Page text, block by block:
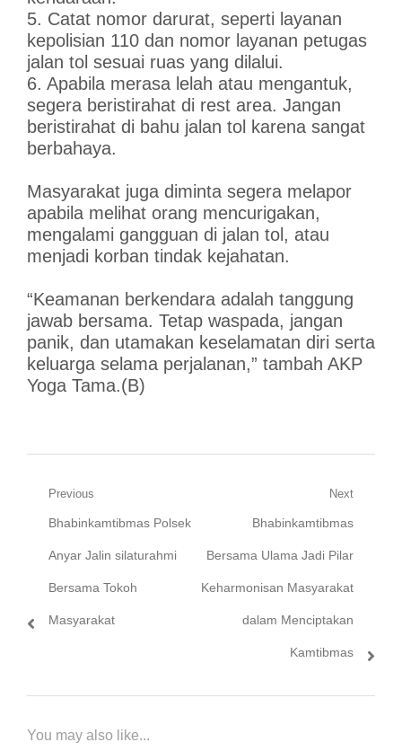
5. Catat nomor darurat, seperti layanan
kepolisian 110 dan nomor layanan petugas
jalan tol sesuai ruas yang dilalui.
6. Apabila merasa lelah atau mengantuk,
segera beristirahat di rest area. Jangan
beristirahat di bahu jalan tol karena sangat
berbahaya.
Masyarakat juga diminta segera melapor
apabila melihat orang mencurigakan,
mengalami gangguan di jalan tol, atau
menjadi korban tindak kejahatan.
“Keamanan berkendara adalah tanggung
jawab bersama. Tetap waspada, jangan
panik, dan utamakan keselamatan diri serta
keluarga selama perjalanan,” tambah AKP
Yoga Tama.(B)
Navigasi
pos
Previous
Previous
post:
Bhabinkamtibmas Polsek
Anyar Jalin silaturahmi
Bersama Tokoh
Masyarakat
Next
Next
post:
Bhabinkamtibmas
Bersama Ulama Jadi Pilar
Keharmonisan Masyarakat
dalam Menciptakan
Kamtibmas
You may also like...